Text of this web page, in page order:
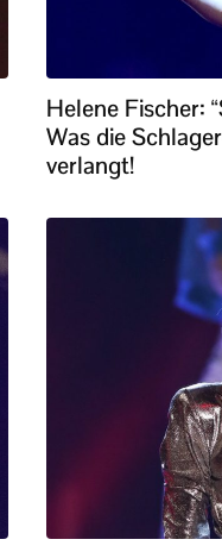
Helene Fischer:
Was die
verlangt!